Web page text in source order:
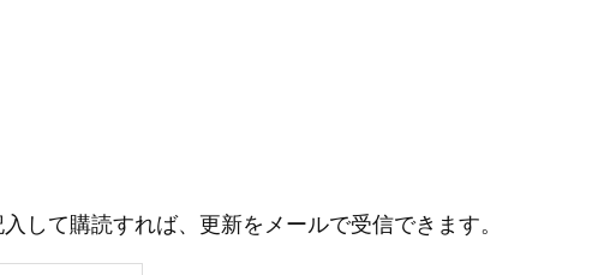
して購読すれば、更新をメールで受信できます。